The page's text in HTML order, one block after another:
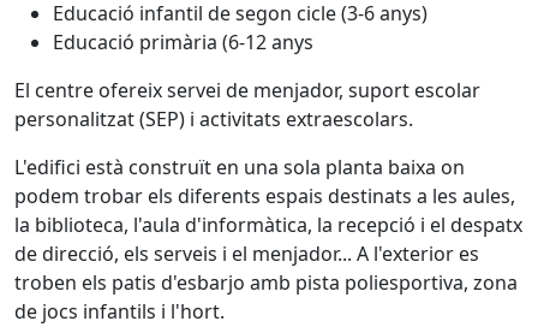
Educació infantil de segon cicle (3-6 anys)
Educació primària (6-12 anys
El centre ofereix servei de menjador, suport escolar
personalitzat (SEP) i activitats extraescolars.
L'edifici està construït en una sola planta baixa on
podem trobar els diferents espais destinats a les aules,
la biblioteca, l'aula d'informàtica, la recepció i el despatx
de direcció, els serveis i el menjador... A l'exterior es
troben els patis d'esbarjo amb pista poliesportiva, zona
de jocs infantils i l'hort.